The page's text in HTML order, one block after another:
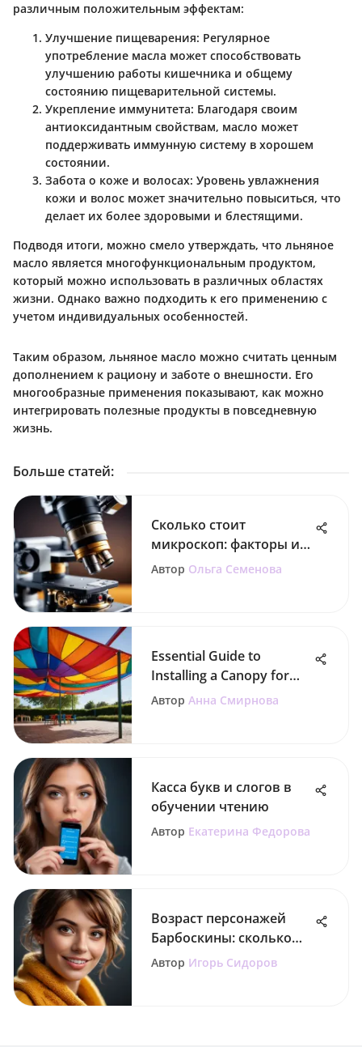
различным положительным эффектам:
Улучшение пищеварения: Регулярное
употребление масла может способствовать
улучшению работы кишечника и общему
состоянию пищеварительной системы.
Укрепление иммунитета: Благодаря своим
антиоксидантным свойствам, масло может
поддерживать иммунную систему в хорошем
состоянии.
Забота о коже и волосах: Уровень увлажнения
кожи и волос может значительно повыситься, что
делает их более здоровыми и блестящими.
Подводя итоги, можно смело утверждать, что льняное
масло является многофункциональным продуктом,
который можно использовать в различных областях
жизни. Однако важно подходить к его применению с
учетом индивидуальных особенностей.
Таким образом, льняное масло можно считать ценным
дополнением к рациону и заботе о внешности. Его
многообразные применения показывают, как можно
интегрировать полезные продукты в повседневную
жизнь.
Больше статей:
Сколько стоит
микроскоп: факторы и
анализ цен
Автор Ольга Семенова
Essential Guide to
Installing a Canopy for
Kids
Автор Анна Смирнова
Касса букв и слогов в
обучении чтению
Автор Екатерина Федорова
Возраст персонажей
Барбоскины: сколько
лет каждому?
Автор Игорь Сидоров